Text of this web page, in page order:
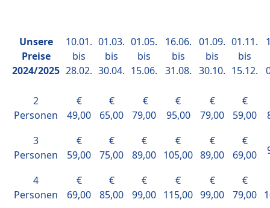
Unsere
Preise
2024/2025
10.01.
bis
28.02.
01.03.
bis
30.04.
01.05.
bis
15.06.
16.06.
bis
31.08.
01.09.
bis
30.10.
01.11.
bis
15.12.
2
Personen
€
49,00
€
65,00
€
79,00
€
95,00
€
79,00
€
59,00
3
Personen
€
59,00
€
75,00
€
89,00
€
105,00
€
89,00
€
69,00
4
Personen
€
69,00
€
85,00
€
99,00
€
115,00
€
99,00
€
79,00